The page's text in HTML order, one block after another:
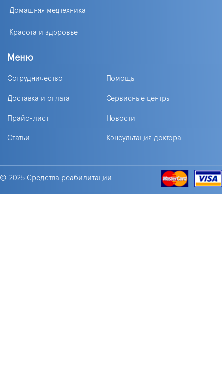
Домашняя медтехника
Красота и здоровье
Меню
Сотрудничество Помощь
Доставка и оплата Сервисные центры
Прайс-лист Новости
Статьи Консультация доктора
© 2025 Средства реабилитации